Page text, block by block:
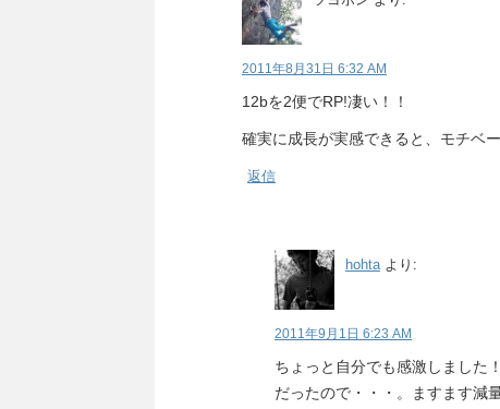
2011年8月31日 6:32 AM
12bを2便でRP!凄い！！
確実に成長が実感できると、モチベ
返信
hohta より:
2011年9月1日 6:23 AM
ちょっと自分でも感激しました
だったので・・・。ますます減